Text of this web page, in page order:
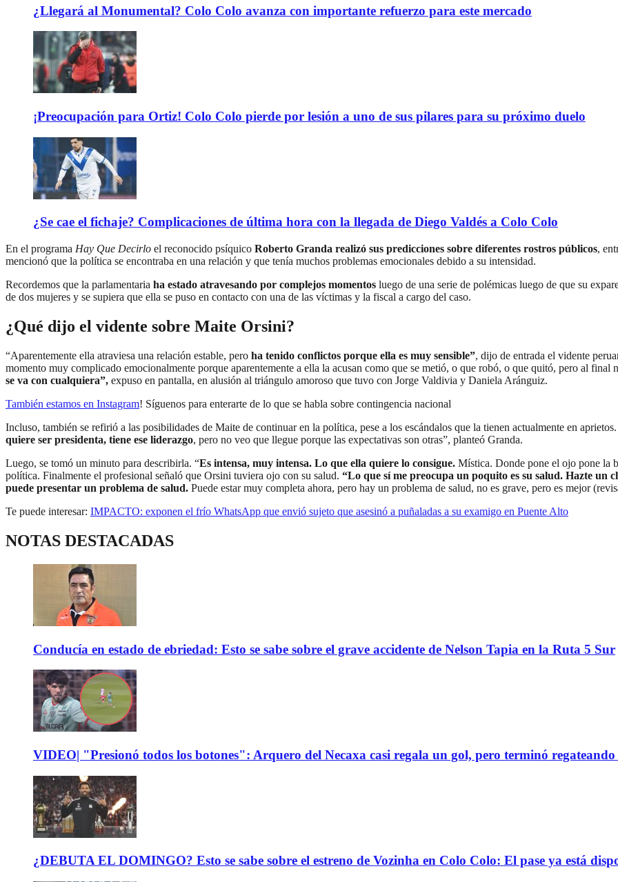
¿Llegará al Monumental? Colo Colo avanza con importante refuerzo para este mercado
¡Preocupación para Ortiz! Colo Colo pierde por lesión a uno de sus pilares para su próximo duelo
¿Se cae el fichaje? Complicaciones de última hora con la llegada de Diego Valdés a Colo Colo
En el programa Hay Que Decirlo el reconocido psíquico Roberto Granda realizó sus predicciones sobre diferentes rostros públicos,
mencionó que la política se encontraba en una relación y que tenía muchos problemas emocionales debido a su intensidad.
Recordemos que la parlamentaria ha estado atravesando por complejos momentos luego de una serie de polémicas luego de que su
de dos mujeres y se supiera que ella se puso en contacto con una de las víctimas y la fiscal a cargo del caso.
¿Qué dijo el vidente sobre Maite Orsini?
“Aparentemente ella atraviesa una relación estable, pero ha tenido conflictos porque ella es muy sensible”, dijo de entrada el vidente
momento muy complicado emocionalmente porque aparentemente a ella la acusan como que se metió, o que robó, o que quitó, pero al final
se va con cualquiera”, expuso en pantalla, en alusión al triángulo amoroso que tuvo con Jorge Valdivia y Daniela Aránguiz.
También estamos en Instagram! Síguenos para enterarte de lo que se habla sobre contingencia nacional
Incluso, también se refirió a las posibilidades de Maite de continuar en la política, pese a los escándalos que la tienen actualmente en
quiere ser presidenta, tiene ese liderazgo, pero no veo que llegue porque las expectativas son otras”, planteó Granda.
Luego, se tomó un minuto para describirla. “Es intensa, muy intensa. Lo que ella quiere lo consigue. Mística. Donde pone el ojo pone la
política. Finalmente el profesional señaló que Orsini tuviera ojo con su salud. “Lo que sí me preocupa un poquito es su salud. Hazte un
puede presentar un problema de salud. Puede estar muy completa ahora, pero hay un problema de salud, no es grave, pero es mejor
Te puede interesar: IMPACTO: exponen el frío WhatsApp que envió sujeto que asesinó a puñaladas a su examigo en Puente Alto
NOTAS DESTACADAS
Conducía en estado de ebriedad: Esto se sabe sobre el grave accidente de Nelson Tapia en la Ruta 5 Sur
VIDEO| "Presionó todos los botones": Arquero del Necaxa casi regala un gol, pero terminó
¿DEBUTA EL DOMINGO? Esto se sabe sobre el estreno de Vozinha en Colo Colo: El pase ya está